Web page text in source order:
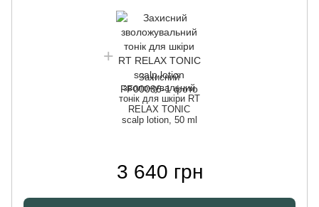
Захисний
зволожувальний
тонік для шкіри RT
RELAX TONIC
scalp lotion, 50 ml
3 640 грн